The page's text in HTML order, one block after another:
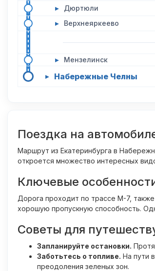
▸ Дюртюли
▸ Верхнеяркеево
▸ Мензелинск
▸ Набережные Челны
Поездка на
Маршрут из Екатеринбурга в
откроется множество интересных
Ключевые
Дорога проходит по трассе М-7,
хорошую пропускную способность.
Советы для
Запланируйте остановки.
Заботьтесь о топливе. На пути
преодоления зеленых зон.